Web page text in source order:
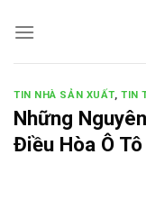
TIN NHÀ SẢN XUẤT,TIN
Những
Điều Hòa Ô Tô